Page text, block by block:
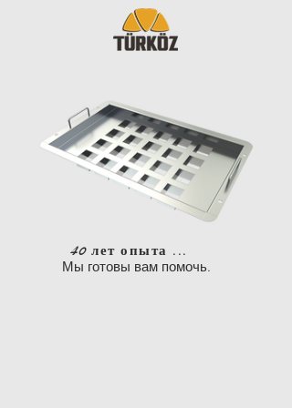
40 лет опыта ...
Мы готовы вам помочь.